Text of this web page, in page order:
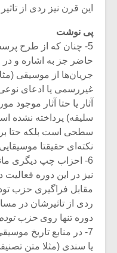
این قرن نیز ردی از
پی نوشت
5- چنان که از طرح
حاضر جز به اشاره و در
جریان‌ها از موسیقی
غیررسمی یا ادعای
آثار یا حتا آثار موجود
سلیقه) پرداخته نشده
سطحی است بلکه حتا
نکته‌ای حقیقتا
6- احزاب چپ دیگری مانند
نیز در این دوره فعالیت
مقابل فراگیری حزب
ردی از تاثیرشان در
دوره تنها روی حزب توده
7- در منابع تاریخ
یا سندی (مثلا متن